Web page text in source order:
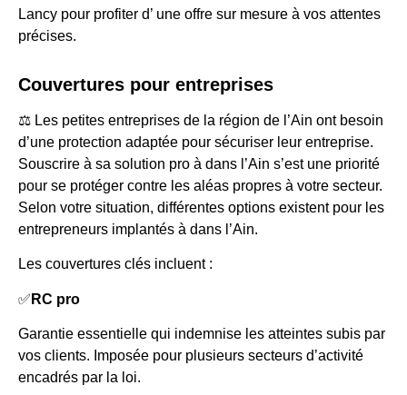
Lancy pour profiter d’ une offre sur mesure à vos attentes
précises.
Couvertures pour entreprises
⚖️ Les petites entreprises de la région de l’Ain ont besoin
d’une protection adaptée pour sécuriser leur entreprise.
Souscrire à sa solution pro à dans l’Ain s’est une priorité
pour se protéger contre les aléas propres à votre secteur.
Selon votre situation, différentes options existent pour les
entrepreneurs implantés à dans l’Ain.
Les couvertures clés incluent :
✅ RC pro
Garantie essentielle qui indemnise les atteintes subis par
vos clients. Imposée pour plusieurs secteurs d’activité
encadrés par la loi.